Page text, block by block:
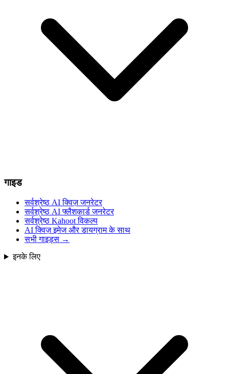
गाइड
सर्वश्रेष्ठ AI क्विज़ जनरेटर
सर्वश्रेष्ठ AI फ्लैशकार्ड जनरेटर
सर्वश्रेष्ठ Kahoot विकल्प
AI क्विज़ इमेज और डायग्राम के साथ
सभी गाइड्स →
इनके लिए